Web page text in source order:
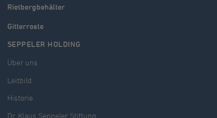
Rietbergbehälter
Gitterroste
SEPPELER HOLDING
Über uns
Leitbild
Historie
Dr. Klaus Seppeler Stiftung